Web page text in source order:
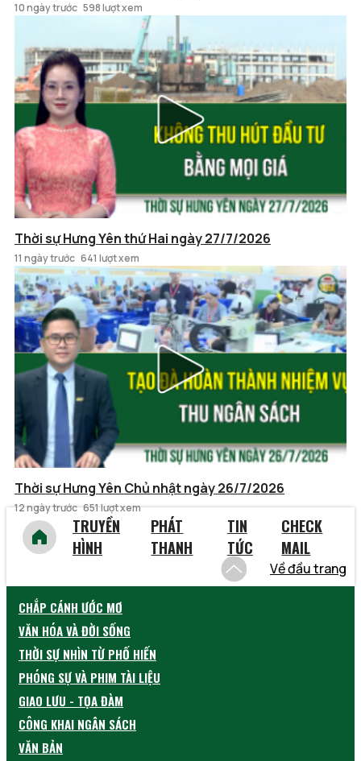
10 ngày trước 598 lượt xem
Thời sự Hưng Yên thứ Hai ngày 27/7/2026
11 ngày trước 641 lượt xem
Thời sự Hưng Yên Chủ nhật ngày 26/7/2026
12 ngày trước 651 lượt xem
TRUYỀN
HÌNH
PHÁT
THANH
TIN
TỨC
CHECK
MAIL
Về đầu trang
CHẮP CÁNH ƯỚC MƠ
VĂN HÓA VÀ ĐỜI SỐNG
THỜI SỰ NHÌN TỪ PHỐ HIẾN
PHÓNG SỰ VÀ PHIM TÀI LIỆU
GIAO LƯU - TỌA ĐÀM
CÔNG KHAI NGÂN SÁCH
VĂN BẢN